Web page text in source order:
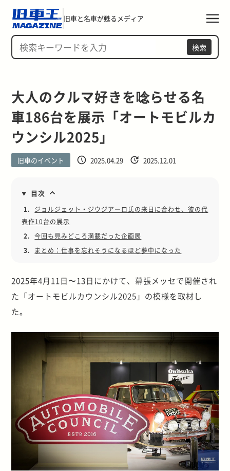
旧車と名車が甦るメディア
検索
大人のクルマ好きを唸らせる名
車186台を展示「オートモビルカ
ウンシル2025」
旧車のイベント 2025.04.29 2025.12.01
目次
1.
ジョルジェット・ジウジアーロ氏の来日に合わせ、彼の代
表作10台の展示
2.
今回も見みどころ満載だった企画展
3.
まとめ：仕事を忘れそうになるほど夢中になった
2025年4月11日〜13日にかけて、幕張メッセで開催され
た「オートモビルカウンシル2025」の模様を取材し
た。